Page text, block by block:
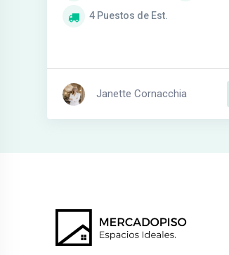
4 Puestos de Est.
Janette Cornacchia